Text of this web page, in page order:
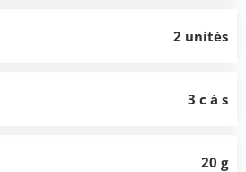
2 unités
3 c à s
20 g